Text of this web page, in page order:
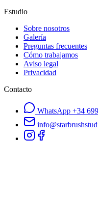
Estudio
Sobre nosotros
Galería
Preguntas frecuentes
Cómo trabajamos
Aviso legal
Privacidad
Contacto
WhatsApp +34